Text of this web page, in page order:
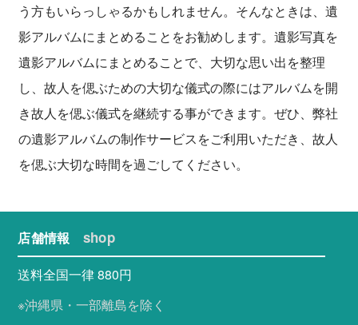
う方もいらっしゃるかもしれません。そんなときは、遺
影アルバムにまとめることをお勧めします。遺影写真を
遺影アルバムにまとめることで、大切な思い出を整理
し、故人を偲ぶための大切な儀式の際にはアルバムを開
き故人を偲ぶ儀式を継続する事ができます。ぜひ、弊社
の遺影アルバムの制作サービスをご利用いただき、故人
を偲ぶ大切な時間を過ごしてください。
店舗情報 shop
送料全国一律 880円
※沖縄県・一部離島を除く